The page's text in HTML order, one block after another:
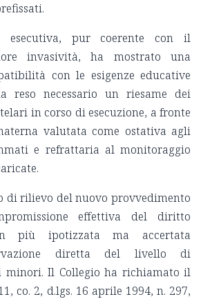
.
esecutiva, pur coerente con il
invasività, ha mostrato una
con le esigenze educative
reso necessario un riesame dei
in corso di esecuzione, a fronte
valutata come ostativa agli
e refrattaria al monitoraggio
di rilievo del nuovo provvedimento
effettiva del diritto
più ipotizzata ma accertata
diretta del livello di
minori. Il Collegio ha richiamato il
co. 2, d.lgs. 16 aprile 1994, n. 297,